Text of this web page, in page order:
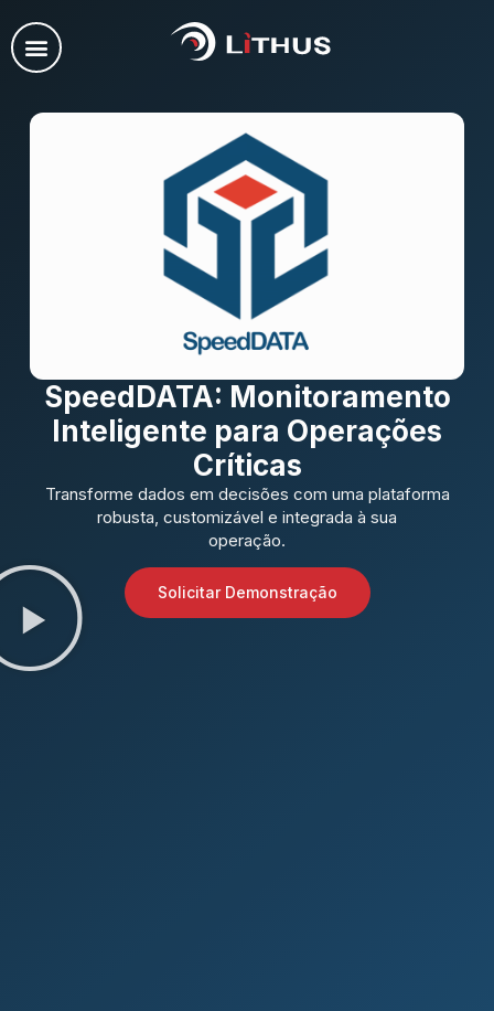
SpeedDATA: Monitoramento
Inteligente para Operações
Críticas
Transforme dados em decisões com uma plataforma
robusta, customizável e integrada à sua
operação.
Solicitar Demonstração